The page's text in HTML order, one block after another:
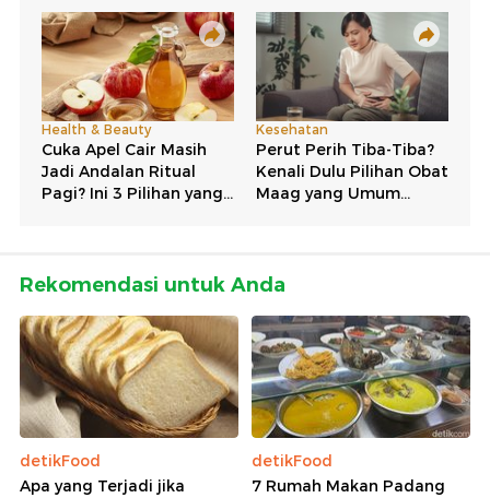
Rekomendasi untuk Anda
detikFood
Apa yang Terjadi jika
detikFood
7 Rumah Makan Padang